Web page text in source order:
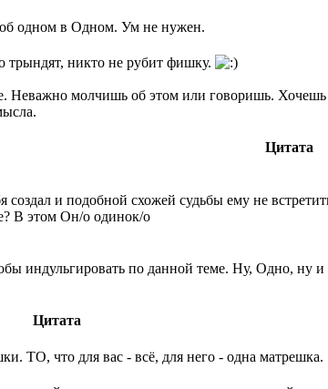
одном в Одном. Ум не нужен.
трындят, никто не рубит фишку.
Неважно молчишь об этом или говоришь.
Цитата
и подобной схожей судьбы ему не
В этом Он/о одинок/о
индульгировать по данной теме. Ну, Одно, ну
Цитата
ТО, что для вас - всё, для него - одна матрешка.